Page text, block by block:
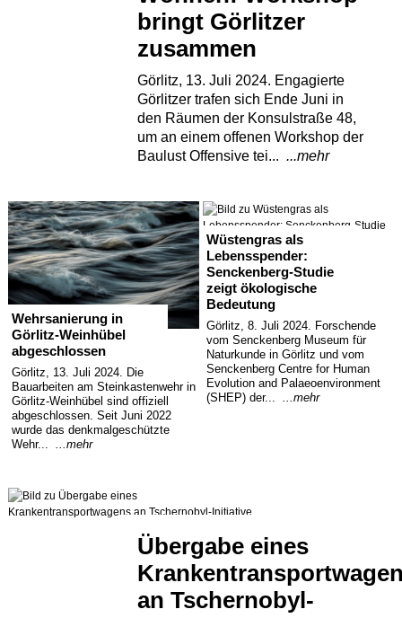
bringt Görlitzer
zusammen
Görlitz, 13. Juli 2024. Engagierte
Görlitzer trafen sich Ende Juni in
den Räumen der Konsulstraße 48,
um an einem offenen Workshop der
Baulust Offensive tei... ...mehr
Wehrsanierung in
Görlitz-Weinhübel
abgeschlossen
Görlitz, 13. Juli 2024. Die
Bauarbeiten am Steinkastenwehr in
Görlitz-Weinhübel sind offiziell
abgeschlossen. Seit Juni 2022
wurde das denkmalgeschützte
Wehr...
...mehr
Wüstengras als
Lebensspender:
Senckenberg-Studie
zeigt ökologische
Bedeutung
Görlitz, 8. Juli 2024. Forschende
vom Senckenberg Museum für
Naturkunde in Görlitz und vom
Senckenberg Centre for Human
Evolution and Palaeoenvironment
(SHEP) der......mehr
Übergabe eines
an Tschernobyl-